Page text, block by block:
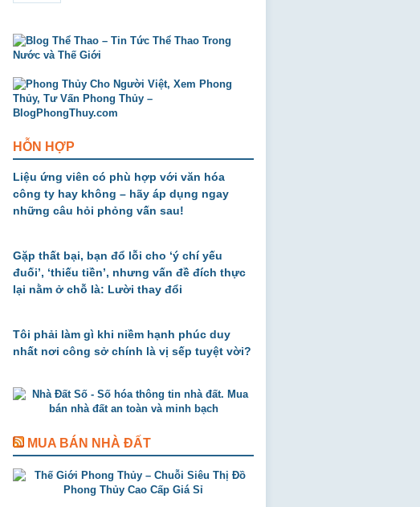
HỖN HỢP
Liệu ứng viên có phù hợp với văn hóa
công ty hay không – hãy áp dụng ngay
những câu hỏi phỏng vấn sau!
Gặp thất bại, bạn đổ lỗi cho ‘ý chí yếu
đuối’, ‘thiếu tiền’, nhưng vấn đề đích thực
lại nằm ở chỗ là: Lười thay đổi
Tôi phải làm gì khi niềm hạnh phúc duy
nhất nơi công sở chính là vị sếp tuyệt vời?
MUA BÁN NHÀ ĐẤT